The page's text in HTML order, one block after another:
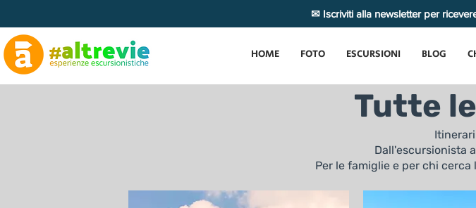
✉ Iscriviti alla newsletter per
HOME FOTO ESCURSIONI BLOG
Tutte
Dall'escursionista
Per le famiglie e per chi